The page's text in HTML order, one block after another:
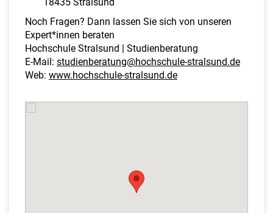
18435 Stralsund
Noch Fragen? Dann lassen Sie sich von unseren
Expert*innen beraten
Hochschule Stralsund | Studienberatung
E-Mail: studienberatung@hochschule-stralsund.de
Web: www.hochschule-stralsund.de